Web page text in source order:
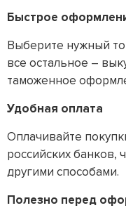
Быстрое
Выберите нужный
все остальное –
таможенное
Удобная оплата
Оплачивайте
российских банков,
другими способами.
Полезно перед